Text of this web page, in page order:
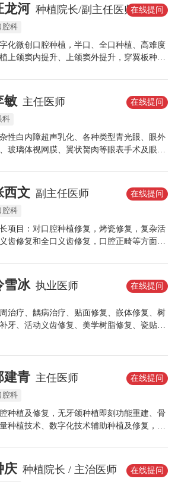
龙河 种植院长/副主任医师
腔科
化微创口腔种植，半口、全口种植、高难度
上颌窦内提升、上颌窦外提升，穿翼板种植
等。
在线提问
敏 主任医师
科
性白内障超声乳化、各种类型青光眼、眼外
玻璃体视网膜、翼状胬肉等眼表手术及眼科
。
在线提问
西文 副主任医师
腔科
项目：对口腔种植修复，烤瓷修复，复杂活
齿修复和全口义齿修复，口腔正畸等方面有
植、口腔修复、口腔正畸有着独到的见解。
在线提问
雪冰 执业医师
治疗、龋病治疗、贴面修复、嵌体修复、树
牙、活动义齿修复、美学树脂修复、瓷贴面
在线提问
建青 主任医师
腔科
种植及修复，无牙颌种植即刻功能重建、骨
种植技术、数字化技术辅助种植及修复，全
综合治疗。
在线提问
庆 种植院长 / 主治医师 在线提问